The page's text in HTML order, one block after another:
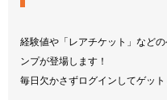
経験値や「レアチケット」など
ンプが登場します！
毎日欠かさずログインしてゲット